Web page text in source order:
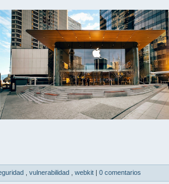
vulnerabilidad webkit 0 comentarios